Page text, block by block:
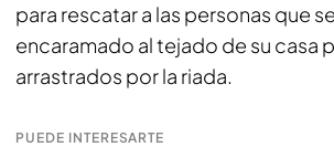
para rescatar a las personas que
encaramado al tejado de su casa
arrastrados por la riada.
PUEDE INTERESARTE